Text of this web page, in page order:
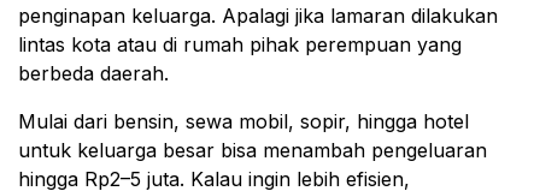
penginapan keluarga. Apalagi jika lamaran dilakukan
lintas kota atau di rumah pihak perempuan yang
berbeda daerah.
Mulai dari bensin, sewa mobil, sopir, hingga hotel
untuk keluarga besar bisa menambah pengeluaran
hingga Rp2–5 juta. Kalau ingin lebih efisien,